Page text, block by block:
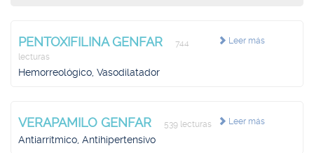
Leer más
PENTOXIFILINA GENFAR
744
lecturas
Hemorreológico, Vasodilatador
Leer más
VERAPAMILO GENFAR 539 lecturas
Antiarrítmico, Antihipertensivo